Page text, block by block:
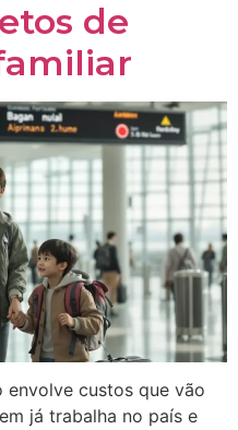
de
envolve custos que vão
já trabalha no país e